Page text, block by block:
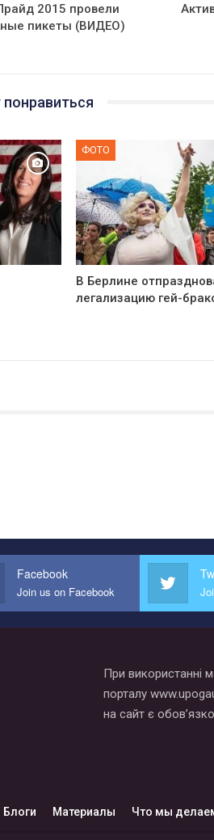
2015 провели
пикеты (ВИДЕО)
ФОТО
В Берлине
легализацию гей-
Facebook
Join us on Facebook
При використанні
порталу
на сайт є
Блоги Материалы Что мы